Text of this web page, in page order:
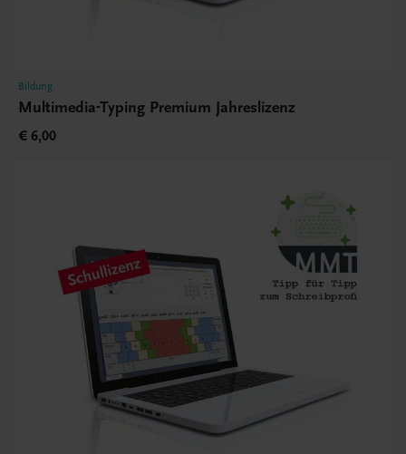
Bildung
Multimedia-Typing Premium Jahreslizenz
€ 6,00